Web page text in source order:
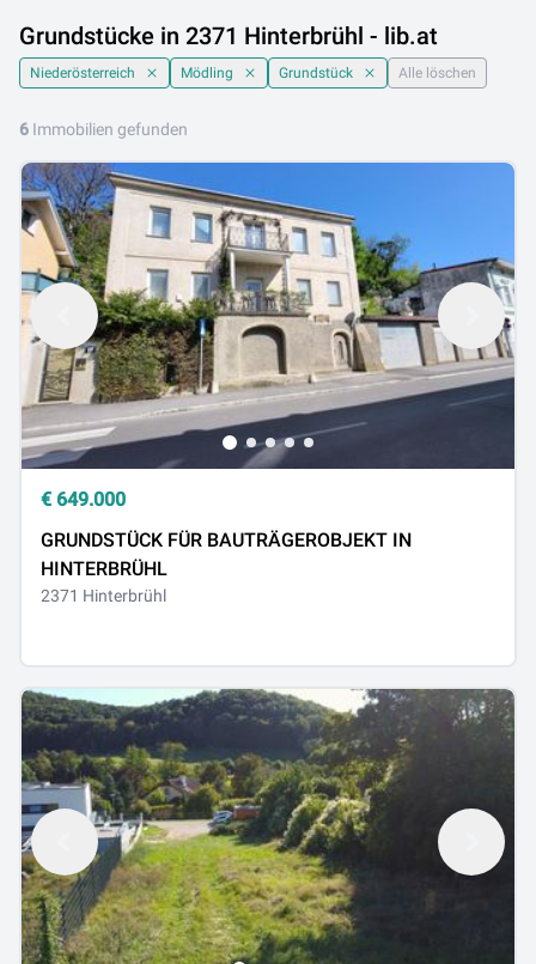
Grundstücke in 2371 Hinterbrühl - lib.at
Niederösterreich Mödling Grundstück Alle löschen
6 Immobilien gefunden
€ 649.000
GRUNDSTÜCK FÜR BAUTRÄGEROBJEKT IN
HINTERBRÜHL
2371 Hinterbrühl